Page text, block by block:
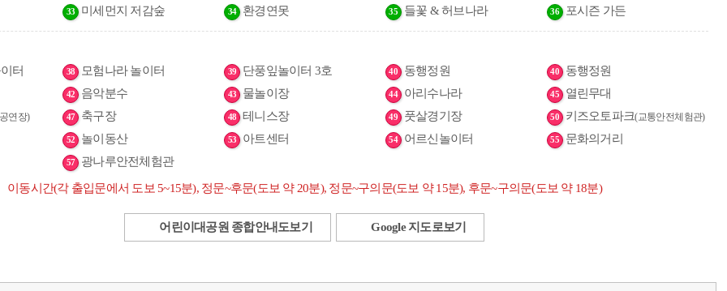
33 미세먼지 저감숲 34 환경연못 35 들꽃 & 허브나라 36 포시즌 가든
터 38 모험나라 놀이터 39 단풍잎놀이터 3호 40 동행정원 40 동행정원
42 음악분수 43 물놀이장 44 아리수나라 45 열린무대
연장) 47 축구장 48 테니스장 49 풋살경기장 50 키즈오토파크(교통안전체험관)
52 놀이동산 53 아트센터 54 어르신놀이터 55 문화의거리
57 광나루안전체험관
이동시간(각 출입문에서 도보 5~15분), 정문~후문(도보 약 20분), 정문~구의문(도보 약 15분), 후문~구의문(도보 약 18분)
어린이대공원 종합안내도보기 Google 지도로보기